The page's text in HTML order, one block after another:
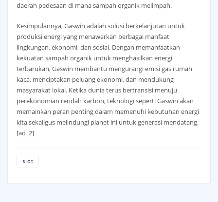
daerah pedesaan di mana sampah organik melimpah.
Kesimpulannya, Gaswin adalah solusi berkelanjutan untuk
produksi energi yang menawarkan berbagai manfaat
lingkungan, ekonomi, dan sosial. Dengan memanfaatkan
kekuatan sampah organik untuk menghasilkan energi
terbarukan, Gaswin membantu mengurangi emisi gas rumah
kaca, menciptakan peluang ekonomi, dan mendukung
masyarakat lokal. Ketika dunia terus bertransisi menuju
perekonomian rendah karbon, teknologi seperti Gaswin akan
memainkan peran penting dalam memenuhi kebutuhan energi
kita sekaligus melindungi planet ini untuk generasi mendatang.
[ad_2]
slot